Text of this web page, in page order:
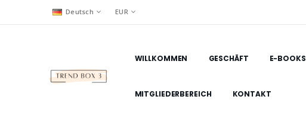
Deutsch EUR
WILLKOMMEN GESCHÄFT E-BOOKS
MITGLIEDERBEREICH KONTAKT